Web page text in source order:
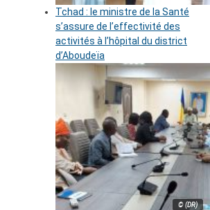
Tchad : le ministre de la Santé
s’assure de l’effectivité des
activités à l’hôpital du district
d’Aboudeïa
© (DR)